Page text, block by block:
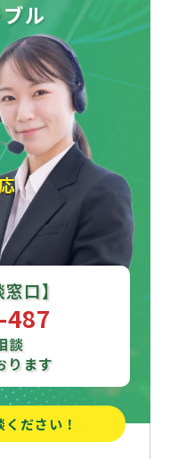
ル
口】
談
ります
ださい！